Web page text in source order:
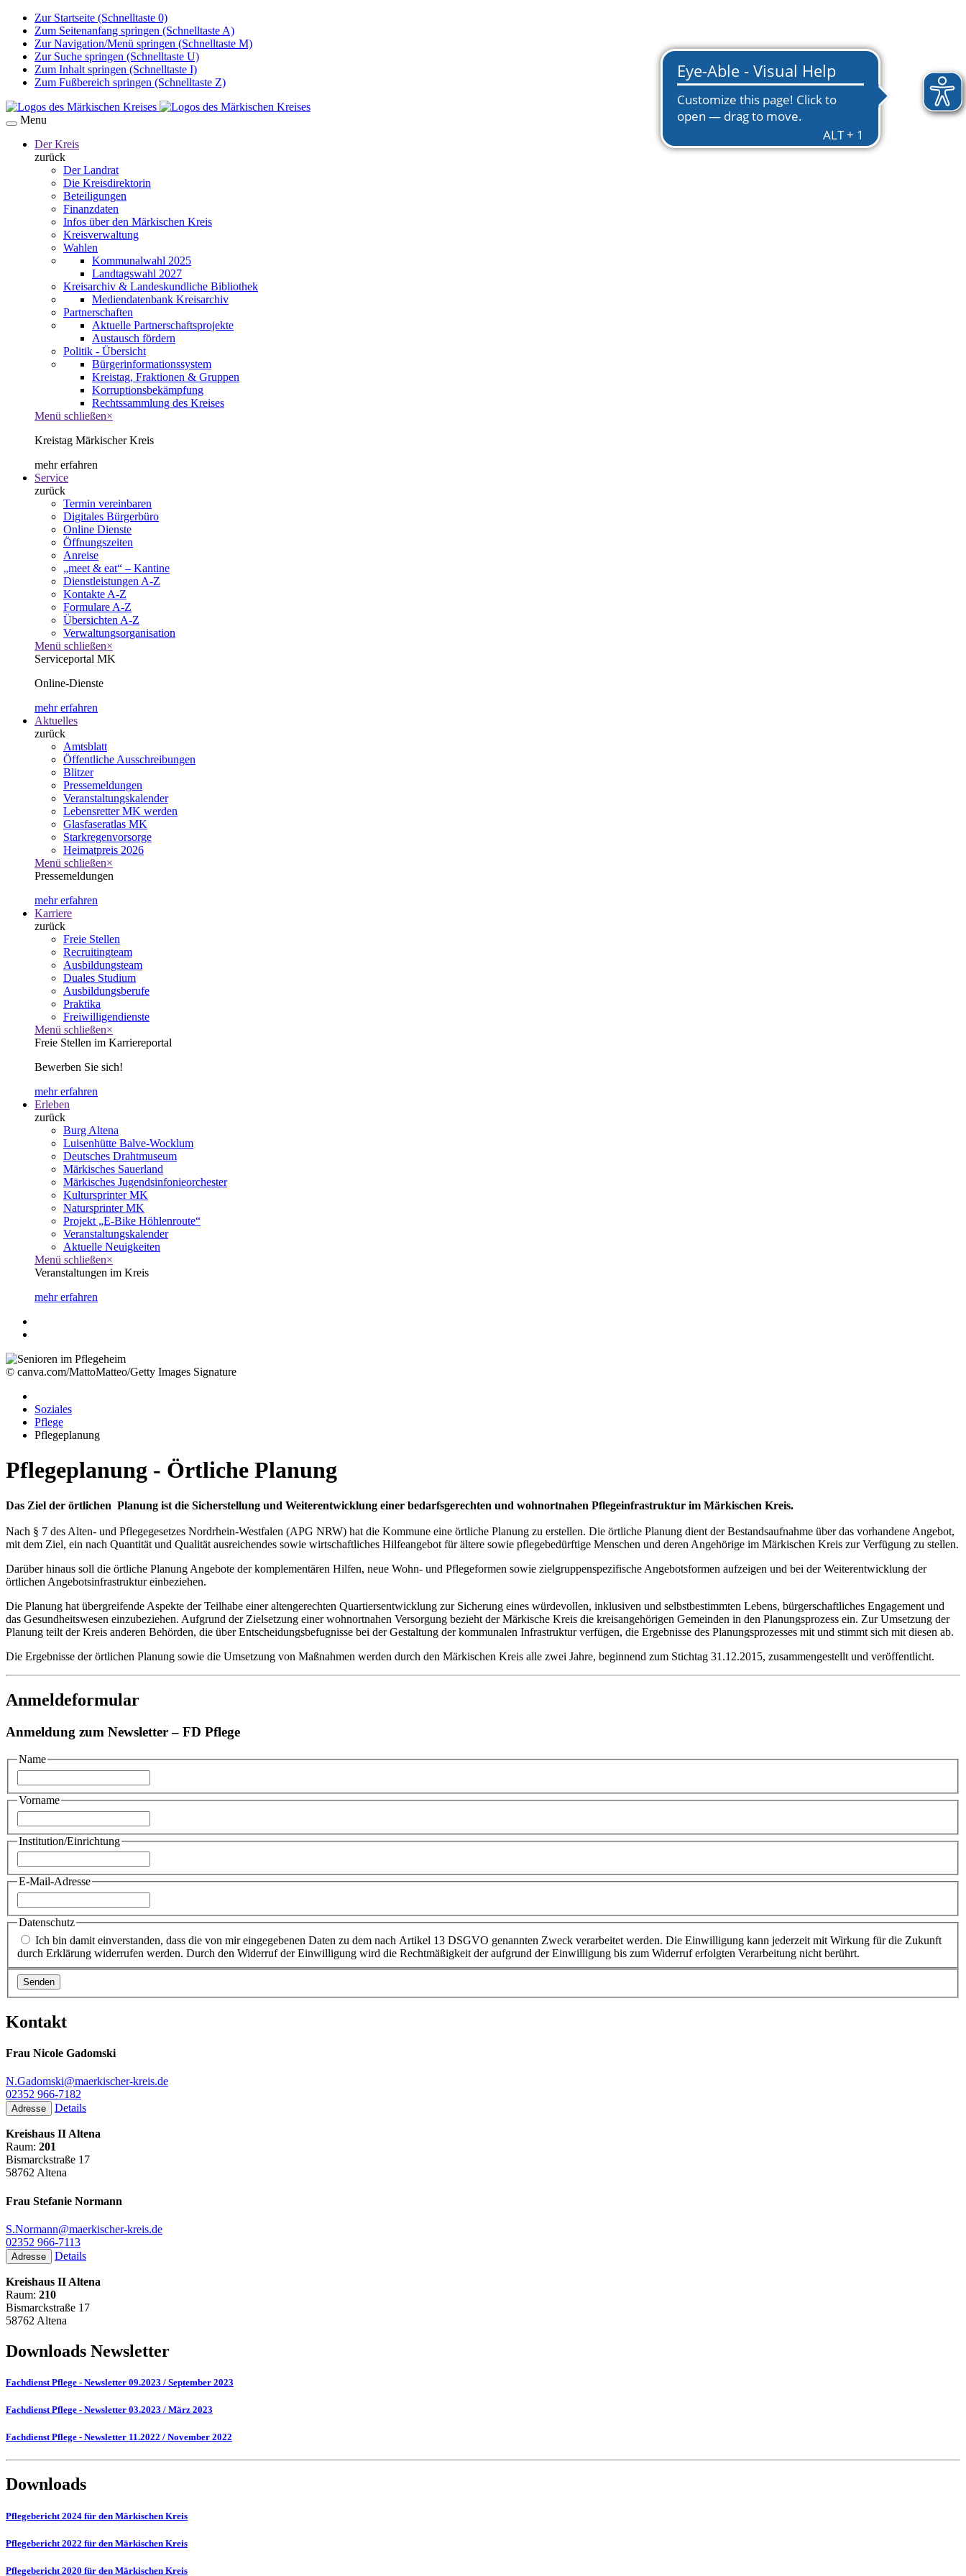
Zur Startseite (Schnelltaste 0)
Zum Seitenanfang springen (Schnelltaste A)
Zur Navigation/Menü springen (Schnelltaste M)
Zur Suche springen (Schnelltaste U)
Zum Inhalt springen (Schnelltaste I)
Zum Fußbereich springen (Schnelltaste Z)
Menu
Der Kreis
zurück
Der Landrat
Die Kreisdirektorin
Beteiligungen
Finanzdaten
Infos über den Märkischen Kreis
Kreisverwaltung
Wahlen
Kommunalwahl 2025
Landtagswahl 2027
Kreisarchiv & Landeskundliche Bibliothek
Mediendatenbank Kreisarchiv
Partnerschaften
Aktuelle Partnerschaftsprojekte
Austausch fördern
Politik - Übersicht
Bürgerinformationssystem
Kreistag, Fraktionen & Gruppen
Korruptionsbekämpfung
Rechtssammlung des Kreises
Menü schließen×
Kreistag Märkischer Kreis
mehr erfahren
Service
zurück
Termin vereinbaren
Digitales Bürgerbüro
Online Dienste
Öffnungszeiten
Anreise
„meet & eat“ – Kantine
Dienstleistungen A-Z
Kontakte A-Z
Formulare A-Z
Übersichten A-Z
Verwaltungsorganisation
Menü schließen×
Serviceportal MK
Online-Dienste
mehr erfahren
Aktuelles
zurück
Amtsblatt
Öffentliche Ausschreibungen
Blitzer
Pressemeldungen
Veranstaltungskalender
Lebensretter MK werden
Glasfaseratlas MK
Starkregenvorsorge
Heimatpreis 2026
Menü schließen×
Pressemeldungen
mehr erfahren
Karriere
zurück
Freie Stellen
Recruitingteam
Ausbildungsteam
Duales Studium
Ausbildungsberufe
Praktika
Freiwilligendienste
Menü schließen×
Freie Stellen im Karriereportal
Bewerben Sie sich!
mehr erfahren
Erleben
zurück
Burg Altena
Luisenhütte Balve-Wocklum
Deutsches Drahtmuseum
Märkisches Sauerland
Märkisches Jugendsinfonieorchester
Kultursprinter MK
Natursprinter MK
Projekt „E-Bike Höhlenroute“
Veranstaltungskalender
Aktuelle Neuigkeiten
Menü schließen×
Veranstaltungen im Kreis
mehr erfahren
© canva.com/MattoMatteo/Getty Images Signature
Soziales
Pflege
Pflegeplanung
Pflegeplanung - Örtliche Planung
Das Ziel der örtlichen Planung ist die Sicherstellung und Weiterentwicklung einer bedarfsgerechten und wohnortnahen Pflegeinfrastruktur im Märkischen Kreis.
Nach § 7 des Alten- und Pflegegesetzes Nordrhein-Westfalen (APG NRW) hat die Kommune eine örtliche Planung zu erstellen. Die örtliche Planung dient der Bestandsaufnahme über das vorhandene Angebot,
mit dem Ziel, ein nach Quantität und Qualität ausreichendes sowie wirtschaftliches Hilfeangebot für ältere sowie pflegebedürftige Menschen und deren Angehörige im Märkischen Kreis zur Verfügung zu stellen.
Darüber hinaus soll die örtliche Planung Angebote der komplementären Hilfen, neue Wohn- und Pflegeformen sowie zielgruppenspezifische Angebotsformen aufzeigen und bei der Weiterentwicklung der
örtlichen Angebotsinfrastruktur einbeziehen.
Die Planung hat übergreifende Aspekte der Teilhabe einer altengerechten Quartiersentwicklung zur Sicherung eines würdevollen, inklusiven und selbstbestimmten Lebens, bürgerschaftliches Engagement und
das Gesundheitswesen einzubeziehen. Aufgrund der Zielsetzung einer wohnortnahen Versorgung bezieht der Märkische Kreis die kreisangehörigen Gemeinden in den Planungsprozess ein. Zur Umsetzung der
Planung teilt der Kreis anderen Behörden, die über Entscheidungsbefugnisse bei der Gestaltung der kommunalen Infrastruktur verfügen, die Ergebnisse des Planungsprozesses mit und stimmt sich mit diesen ab.
Die Ergebnisse der örtlichen Planung sowie die Umsetzung von Maßnahmen werden durch den Märkischen Kreis alle zwei Jahre, beginnend zum Stichtag 31.12.2015, zusammengestellt und veröffentlicht.
Anmeldeformular
Anmeldung zum Newsletter – FD Pflege
Name
Vorname
Institution/Einrichtung
E-Mail-Adresse
Datenschutz
durch Erklärung widerrufen werden. Durch den Widerruf der Einwilligung wird die Rechtmäßigkeit der aufgrund der Einwilligung bis zum Widerruf erfolgten Verarbeitung nicht berührt.
Kontakt
Frau Nicole Gadomski
N.Gadomski@maerkischer-kreis.de
02352 966-7182
Adresse Details
Kreishaus II Altena
Raum: 201
Bismarckstraße 17
58762 Altena
Frau Stefanie Normann
S.Normann@maerkischer-kreis.de
02352 966-7113
Adresse Details
Kreishaus II Altena
Raum: 210
Bismarckstraße 17
58762 Altena
Downloads Newsletter
Fachdienst Pflege - Newsletter 09.2023 / September 2023
Fachdienst Pflege - Newsletter 03.2023 / März 2023
Fachdienst Pflege - Newsletter 11.2022 / November 2022
Downloads
Pflegebericht 2024 für den Märkischen Kreis
Pflegebericht 2022 für den Märkischen Kreis
Pflegebericht 2020 für den Märkischen Kreis